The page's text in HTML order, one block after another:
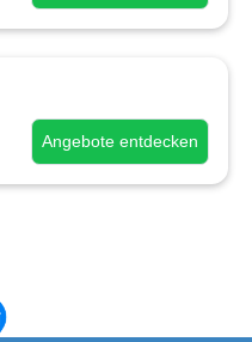
Angebote entdecken